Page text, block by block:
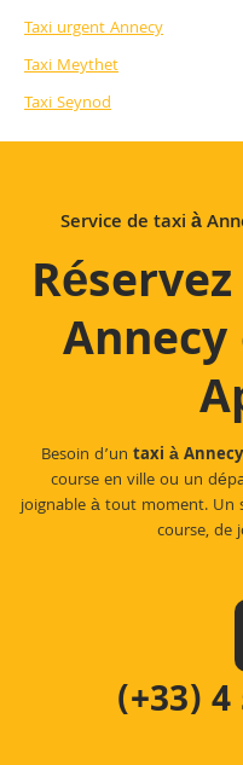
Taxi urgent Annecy
Taxi Meythet
Taxi Seynod
Service de taxi à
Annecy
Besoin d’un taxi à Annecy
course en ville ou un
joignable à tout moment. Un
course, de
(+33) 4